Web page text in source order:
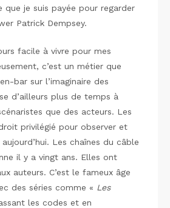
que je suis payée pour regarder
Patrick Dempsey.
facile à vivre pour mes
c’est un métier que
bar sur l’imaginaire des
d’ailleurs plus de temps à
que des acteurs. Les
privilégié pour observer et
Les chaînes du câble
il y a vingt ans. Elles ont
auteurs. C’est le fameux âge
des séries comme « Les
les codes et en